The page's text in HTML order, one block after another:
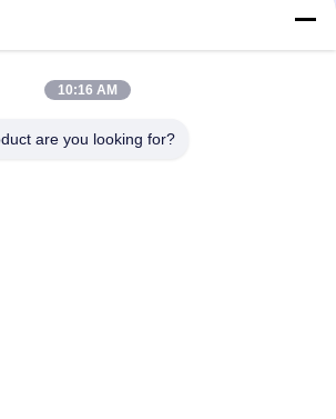
산업용 롤러
10:16 AM
are you looking for?